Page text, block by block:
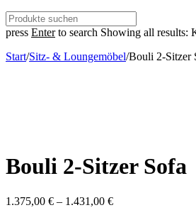
press Enterto search Showing all results:
Start/Sitz- & Loungemöbel/Bouli 2-Sitzer
Bouli 2-Sitzer Sofa
1.375,00 € – 1.431,00 €